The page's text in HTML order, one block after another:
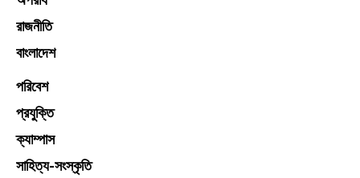
রাজনীতি
বাংলাদেশ
পরিবেশ
প্রযুক্তি
ক্যাম্পাস
সাহিত্য-সংস্কৃতি